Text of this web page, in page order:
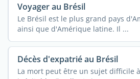
Voyager au Brésil
Le Brésil est le plus grand pays
ainsi que d'Amérique latine. Il ...
Décès d'expatrié au Brésil
La mort peut être un sujet difficile